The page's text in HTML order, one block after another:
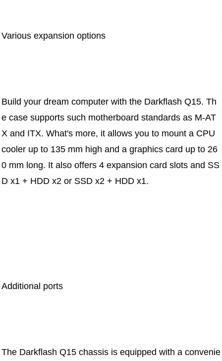
Various expansion options
Build your dream computer with the Darkflash Q15. Th
e case supports such motherboard standards as M-AT
X and ITX. What's more, it allows you to mount a CPU
cooler up to 135 mm high and a graphics card up to 26
0 mm long. It also offers 4 expansion card slots and SS
D x1 + HDD x2 or SSD x2 + HDD x1.
Additional ports
The Darkflash Q15 chassis is equipped with a convenie